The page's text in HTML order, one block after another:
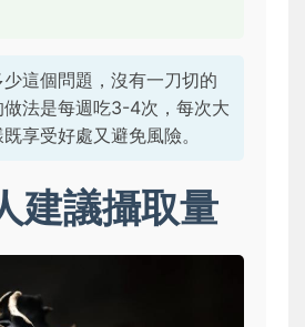
這個問題，沒有一刀切的
法是每週吃3-4次，每次大
享受好處又避免風險。
建議攝取量